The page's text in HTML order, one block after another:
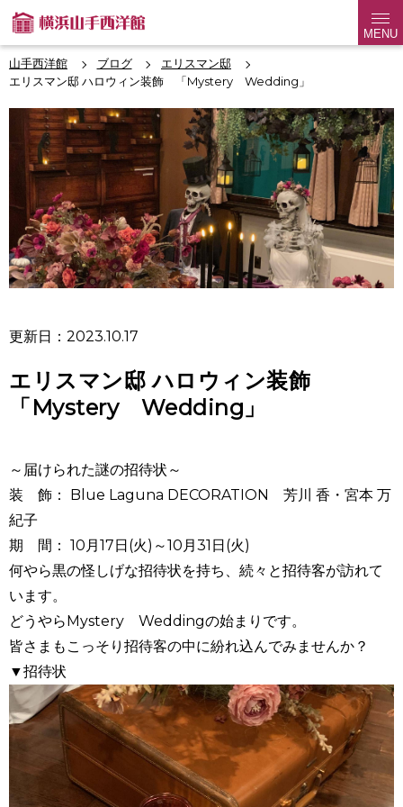
MENU
山手西洋館 ブログ
エリスマン邸
エリスマン邸 ハロウィン装飾 「Mystery Wedding」
更新日：2023.10.17
エリスマン邸 ハロウィン装飾
「Mystery Wedding」
～届けられた謎の招待状～
装 飾：
Blue Laguna DECORATION
芳川 香・宮本 万
紀子
期 間： 10月17日(火) ～10月31 日(火)
何やら黒の怪しげな招待状を持ち、続々と招待客が訪れて
います。
どうやらMystery Weddingの始まりです。
皆さまもこっそり招待客の中に紛れ込んでみませんか？
▼招待状